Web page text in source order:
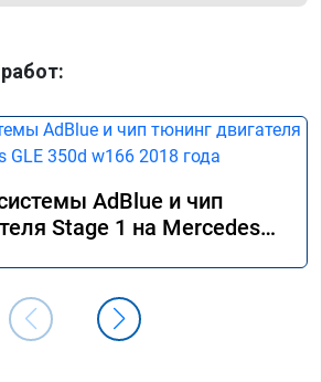
AdBlue и чип
Stage 1 на Mercedes